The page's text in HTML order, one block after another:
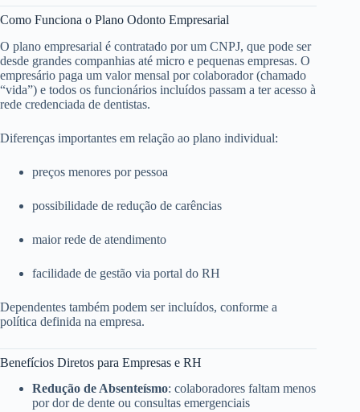
Como Funciona o Plano Odonto Empresarial
O plano empresarial é contratado por um CNPJ, que pode ser
desde grandes companhias até micro e pequenas empresas. O
empresário paga um valor mensal por colaborador (chamado
“vida”) e todos os funcionários incluídos passam a ter acesso à
rede credenciada de dentistas.
Diferenças importantes em relação ao plano individual:
preços menores por pessoa
possibilidade de redução de carências
maior rede de atendimento
facilidade de gestão via portal do RH
Dependentes também podem ser incluídos, conforme a
política definida na empresa.
Benefícios Diretos para Empresas e RH
Redução de Absenteísmo: colaboradores faltam menos
por dor de dente ou consultas emergenciais